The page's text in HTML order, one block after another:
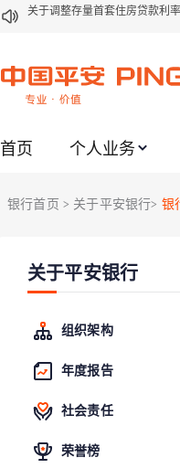
关于修订《平安银行平安金积
关于2021年劳动节期间代理贵
关于加强代理贵金属业务风险
关于进一步加强代理贵金属业
关于平安银行电子版信用卡更
首页 个人业务
银行首页 > 关于平安银行> 银
关于平安银行
组织架构
年度报告
社会责任
荣誉榜